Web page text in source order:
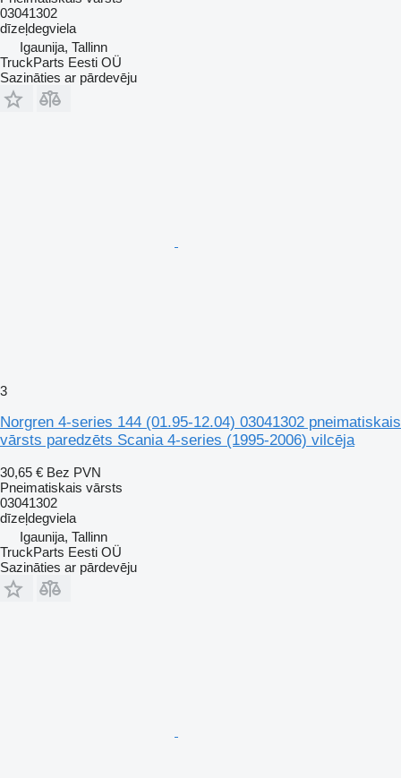
03041302
dīzeļdegviela
Igaunija, Tallinn
TruckParts Eesti OÜ
Sazināties ar pārdevēju
3
Norgren 4-series 144 (01.95-12.04) 03041302 pneimatiskais
vārsts paredzēts Scania 4-series (1995-2006) vilcēja
30,65 € Bez PVN
Pneimatiskais vārsts
03041302
dīzeļdegviela
Igaunija, Tallinn
TruckParts Eesti OÜ
Sazināties ar pārdevēju